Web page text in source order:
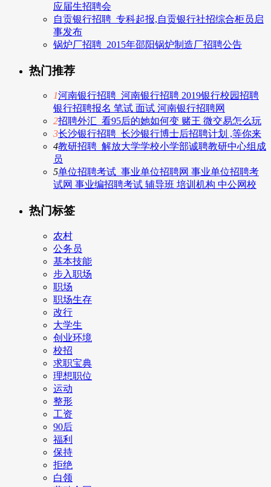
应届生招聘会
自贡银行招聘_专科起报,自贡银行社招综合柜员启
事发布
锅炉厂招聘_2015年邵阳锅炉制造厂招聘公告
热门推荐
1河南银行招聘_河南银行招聘 2019银行校园招聘
银行招聘报名 笔试 面试 河南银行招聘网
2招聘外汇_看95后的她如何变 赌王 微交易怎么玩
3长沙银行招聘_长沙银行博士后招聘计划 ,等你来
4教研招聘_解放大学学校小学部诚聘教研中心组成
员
5单位招聘考试_事业单位招聘网 事业单位招聘考
试网 事业编招聘考试 辅导班 培训机构 中公网校
热门标签
农村
公务员
基本技能
步入职场
职场
职场生存
改行
大学生
创业环境
校招
求职宝典
理想职位
运动
整形
工资
90后
福利
保持
拒绝
白领